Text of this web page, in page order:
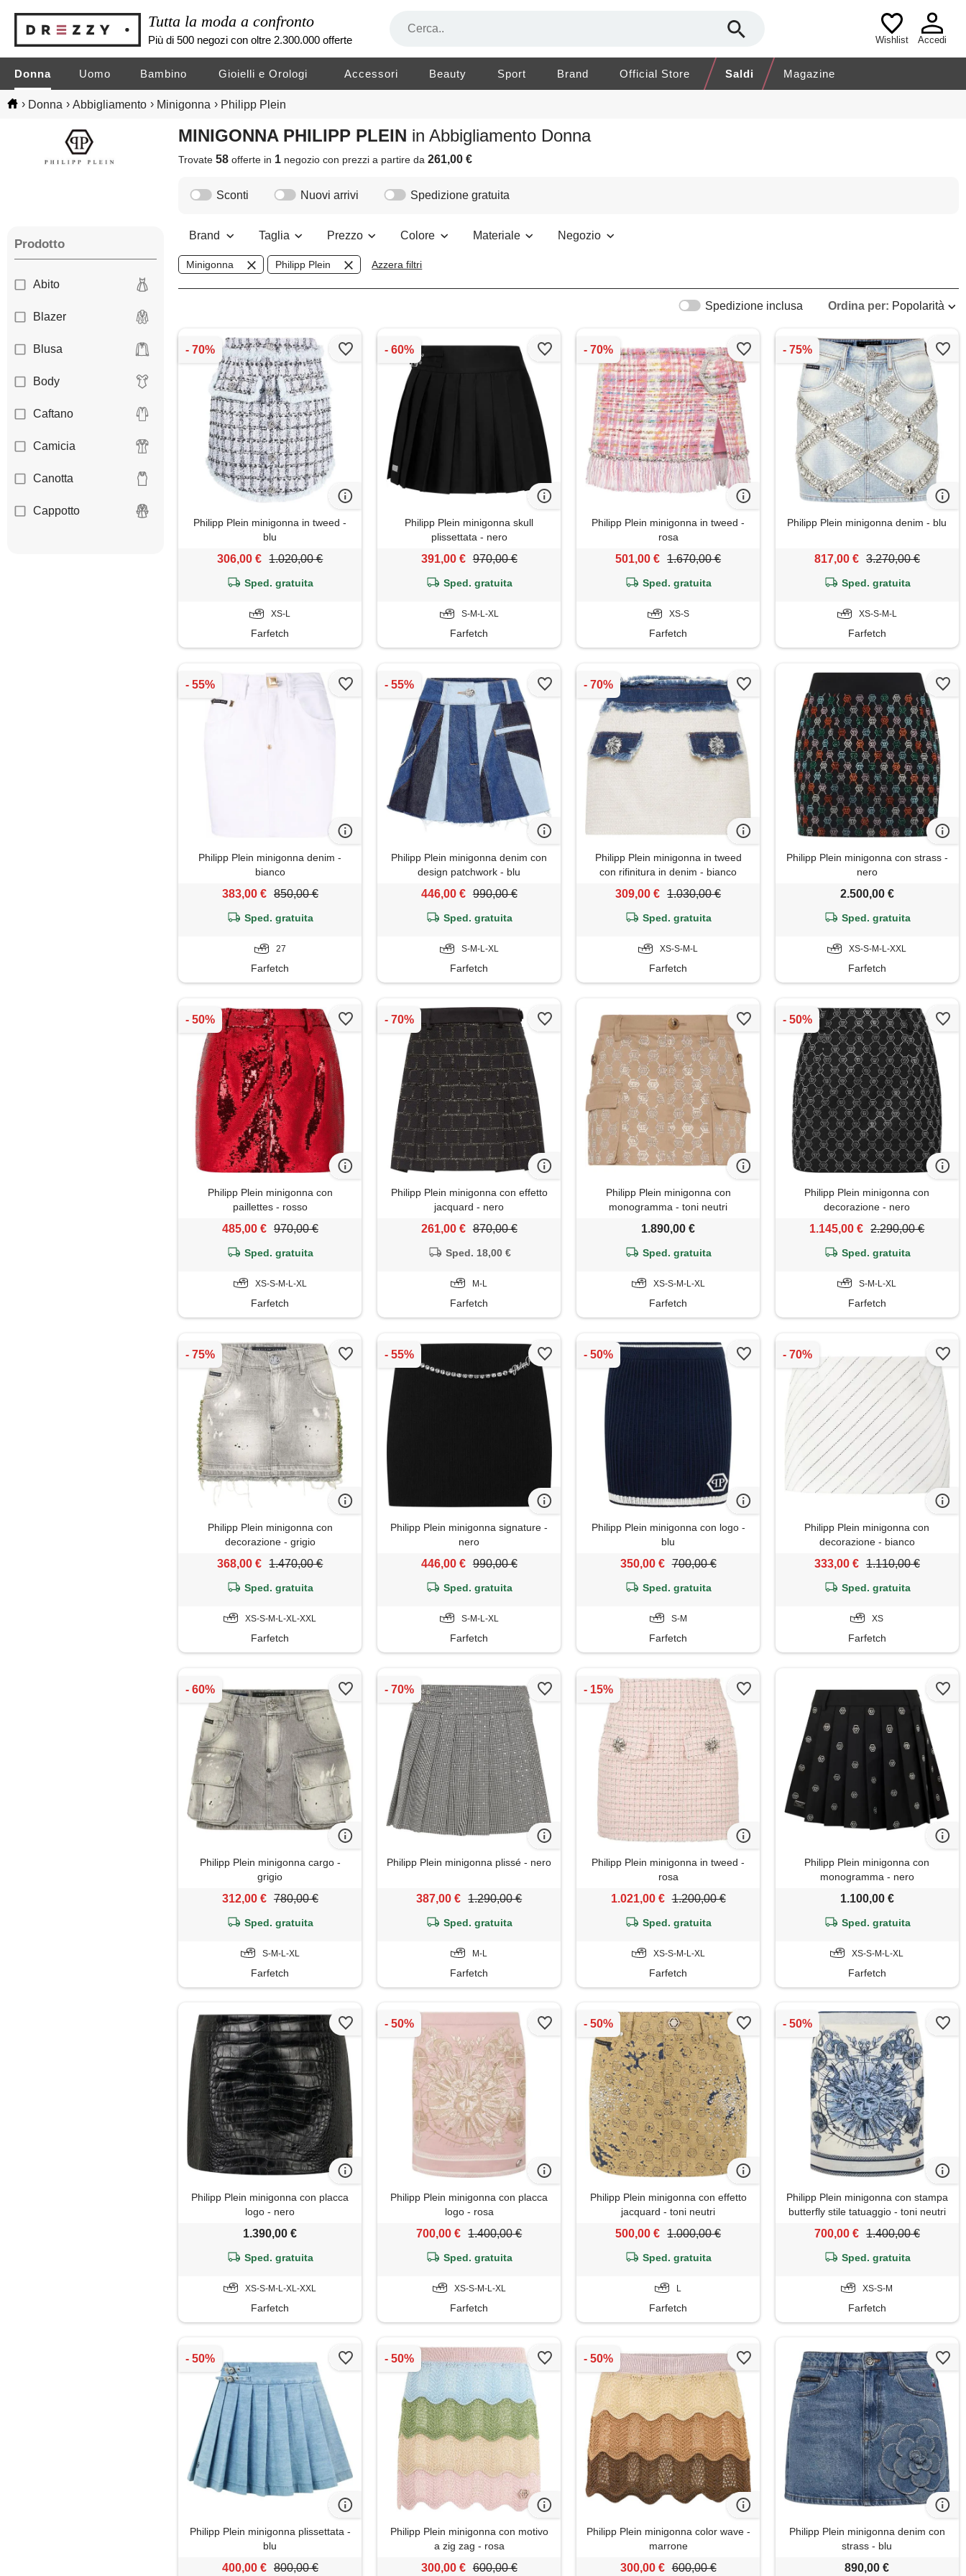
Tutta la moda a confronto
Più di 500 negozi con oltre 2.300.000 offerte Wishlist Accedi
Donna Uomo Bambino Gioielli e Orologi Accessori Beauty Sport Brand Official Store Saldi Magazine
› Donna › Abbigliamento › Minigonna › Philipp Plein
MINIGONNA PHILIPP PLEIN in Abbigliamento Donna
Trovate58 offerte in 1 negoziocon prezzi a partire da261,00 €
Prodotto
Abito
Blazer
Blusa
Body
Caftano
Camicia
Canotta
Cappotto
Sconti Nuovi arrivi Spedizione gratuita
Brand Taglia Prezzo Colore Materiale Negozio
Minigonna Philipp Plein Azzera filtri
Ordina per: Popolarità
Spedizione inclusa
Philipp Plein minigonna in tweed -
blu
306,00 € 1.020,00 €
Sped. gratuita
XS-L
Farfetch
Philipp Plein minigonna skull
plissettata - nero
391,00 € 970,00 €
Sped. gratuita
S-M-L-XL
Farfetch
Philipp Plein minigonna in tweed -
rosa
501,00 € 1.670,00 €
Sped. gratuita
XS-S
Farfetch
Philipp Plein minigonna denim - blu
817,00 € 3.270,00 €
Sped. gratuita
XS-S-M-L
Farfetch
Philipp Plein minigonna denim -
bianco
383,00 € 850,00 €
Sped. gratuita
27
Farfetch
Philipp Plein minigonna denim con
design patchwork - blu
446,00 € 990,00 €
Sped. gratuita
S-M-L-XL
Farfetch
Philipp Plein minigonna in tweed
con rifinitura in denim - bianco
309,00 € 1.030,00 €
Sped. gratuita
XS-S-M-L
Farfetch
Philipp Plein minigonna con strass -
nero
2.500,00 €
Sped. gratuita
XS-S-M-L-XXL
Farfetch
Philipp Plein minigonna con
paillettes - rosso
485,00 € 970,00 €
Sped. gratuita
XS-S-M-L-XL
Farfetch
Philipp Plein minigonna con effetto
jacquard - nero
261,00 € 870,00 €
Sped. 18,00 €
M-L
Farfetch
Philipp Plein minigonna con
monogramma - toni neutri
1.890,00 €
Sped. gratuita
XS-S-M-L-XL
Farfetch
Philipp Plein minigonna con
decorazione - nero
1.145,00 € 2.290,00 €
Sped. gratuita
S-M-L-XL
Farfetch
Philipp Plein minigonna con
decorazione - grigio
368,00 € 1.470,00 €
Sped. gratuita
XS-S-M-L-XL-XXL
Farfetch
Philipp Plein minigonna signature -
nero
446,00 € 990,00 €
Sped. gratuita
S-M-L-XL
Farfetch
Philipp Plein minigonna con logo -
blu
350,00 € 700,00 €
Sped. gratuita
S-M
Farfetch
Philipp Plein minigonna con
decorazione - bianco
333,00 € 1.110,00 €
Sped. gratuita
XS
Farfetch
Philipp Plein minigonna cargo -
grigio
312,00 € 780,00 €
Sped. gratuita
S-M-L-XL
Farfetch
Philipp Plein minigonna plissé - nero
387,00 € 1.290,00 €
Sped. gratuita
M-L
Farfetch
Philipp Plein minigonna in tweed -
rosa
1.021,00 € 1.200,00 €
Sped. gratuita
XS-S-M-L-XL
Farfetch
Philipp Plein minigonna con
monogramma - nero
1.100,00 €
Sped. gratuita
XS-S-M-L-XL
Farfetch
Philipp Plein minigonna con placca
logo - nero
1.390,00 €
Sped. gratuita
XS-S-M-L-XL-XXL
Farfetch
Philipp Plein minigonna con placca
logo - rosa
700,00 € 1.400,00 €
Sped. gratuita
XS-S-M-L-XL
Farfetch
Philipp Plein minigonna con effetto
jacquard - toni neutri
500,00 € 1.000,00 €
Sped. gratuita
L
Farfetch
Philipp Plein minigonna con stampa
butterfly stile tatuaggio - toni neutri
700,00 € 1.400,00 €
Sped. gratuita
XS-S-M
Farfetch
Philipp Plein minigonna plissettata -
blu
400,00 € 800,00 €
Philipp Plein minigonna con motivo
a zig zag - rosa
300,00 € 600,00 €
Philipp Plein minigonna color wave -
marrone
300,00 € 600,00 €
Philipp Plein minigonna denim con
strass - blu
890,00 €